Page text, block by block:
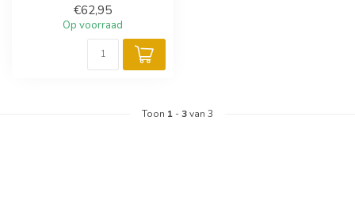
€62,95
Op voorraad
Toon 1 -3van 3